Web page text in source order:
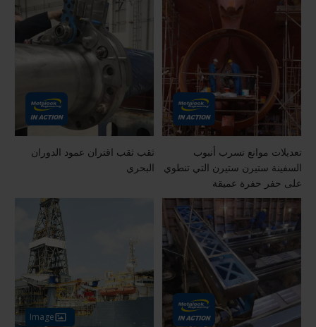
ثقب ثقب اقتران عمود الدوران
البحري
تعديلات موانع تسرب أنبوب
السفينة ستيرن ستيرن التي تنطوي
على حفر حفرة عميقة
Image